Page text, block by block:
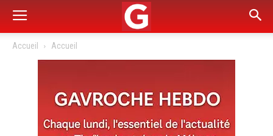
Accueil Accueil